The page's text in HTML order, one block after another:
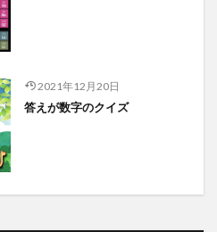
2021年12月20日
答えが数字のクイズ